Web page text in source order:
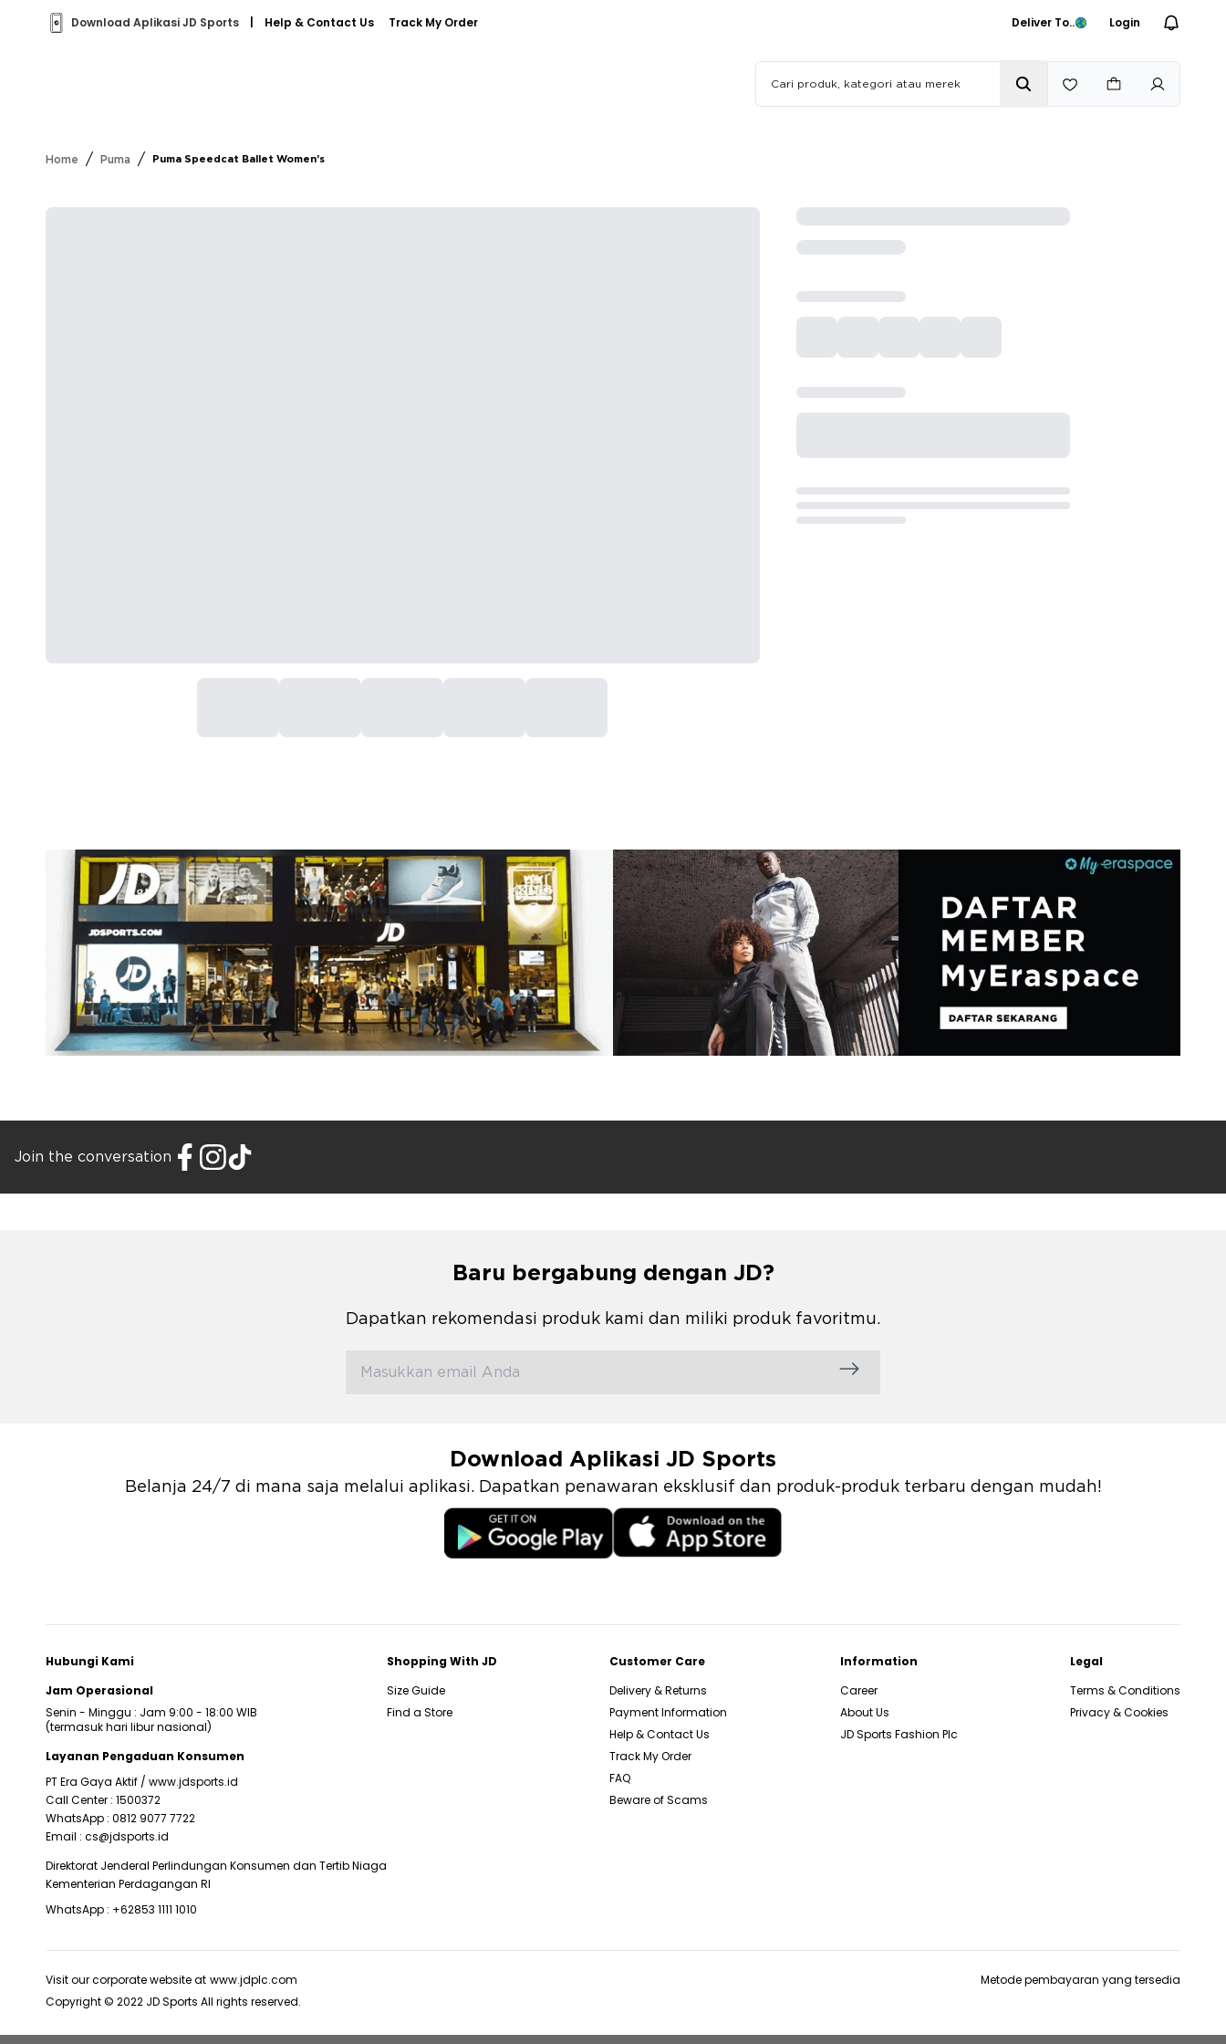
Download Aplikasi JD Sports Help & Contact Us Track My Order Deliver To.. Login
Home / Puma / Puma Speedcat Ballet Women’s
Join the conversation
Baru bergabung dengan JD?
Dapatkan rekomendasi produk kami dan miliki produk favoritmu.
Download Aplikasi JD Sports
Belanja 24/7 di mana saja melalui aplikasi. Dapatkan penawaran eksklusif dan produk-produk terbaru dengan mudah!
Hubungi Kami
Jam Operasional
Senin - Minggu : Jam 9:00 - 18:00 WIB
(termasuk hari libur nasional)
Layanan Pengaduan Konsumen
PT Era Gaya Aktif / www.jdsports.id
Call Center : 1500372
WhatsApp : 0812 9077 7722
Email : cs@jdsports.id
Direktorat Jenderal Perlindungan Konsumen dan Tertib Niaga
Kementerian Perdagangan RI
WhatsApp : +62853 1111 1010
Shopping With JD
Size Guide
Find a Store
Customer Care
Delivery & Returns
Payment Information
Help & Contact Us
Track My Order
FAQ
Beware of Scams
Information
Career
About Us
JD Sports Fashion Plc
Legal
Terms & Conditions
Privacy & Cookies
Visit our corporate website at www.jdplc.com
Copyright © 2022 JD Sports All rights reserved.
Metode pembayaran yang tersedia